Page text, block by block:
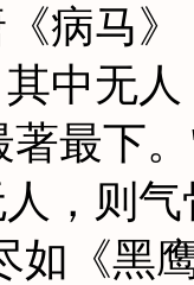
《病马
中无
著最下
，则
如《黑